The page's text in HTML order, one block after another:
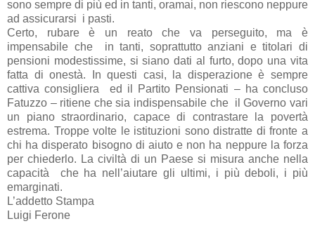
sono sempre di più ed in tanti, oramai, non riescono neppure
ad assicurarsi i pasti.
Certo, rubare è un reato che va perseguito, ma è
impensabile che in tanti, soprattutto anziani e titolari di
pensioni modestissime, si siano dati al furto, dopo una vita
fatta di onestà. In questi casi, la disperazione è sempre
cattiva consigliera ed il Partito Pensionati – ha concluso
Fatuzzo – ritiene che sia indispensabile che il Governo vari
un piano straordinario, capace di contrastare la povertà
estrema. Troppe volte le istituzioni sono distratte di fronte a
chi ha disperato bisogno di aiuto e non ha neppure la forza
per chiederlo. La civiltà di un Paese si misura anche nella
capacità che ha nell’aiutare gli ultimi, i più deboli, i più
emarginati.
L’addetto Stampa
Luigi Ferone